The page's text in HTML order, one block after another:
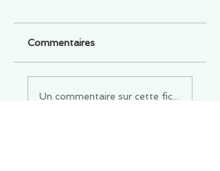
Commentaires
Un commentaire sur cette fiche ou cet